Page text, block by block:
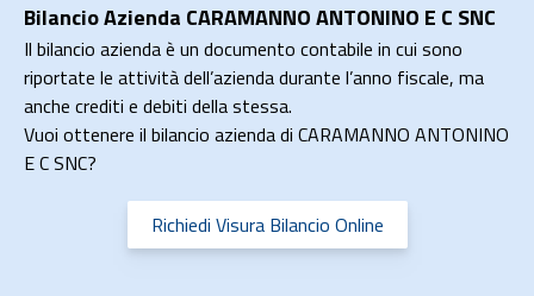
Bilancio Azienda CARAMANNO ANTONINO E C SNC
Il bilancio azienda è un documento contabile in cui sono
riportate le attività dell’azienda durante l’anno fiscale, ma
anche crediti e debiti della stessa.
Vuoi ottenere il bilancio azienda di CARAMANNO ANTONINO
E C SNC?
Richiedi Visura Bilancio Online